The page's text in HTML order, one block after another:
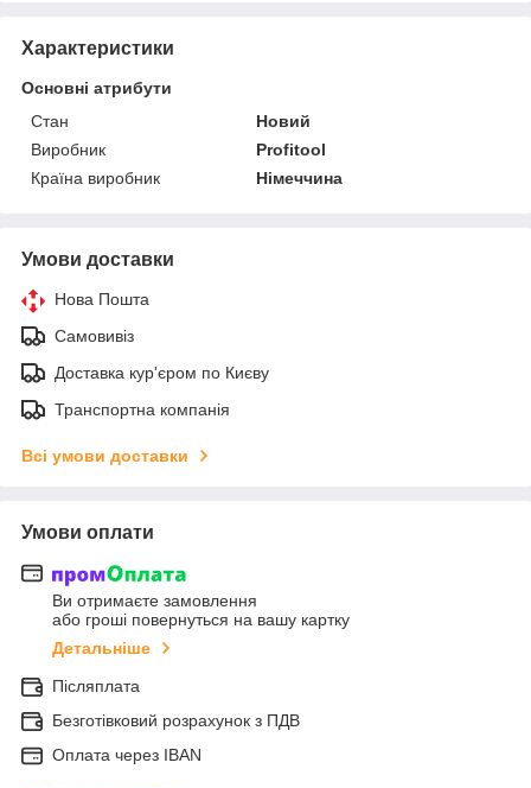
Характеристики
Основні атрибути
Стан
Новий
Виробник
Profitool
Країна виробник
Німеччина
Умови доставки
Нова Пошта
Самовивіз
Доставка кур'єром по Києву
Транспортна компанія
Всі умови доставки
Умови оплати
Ви отримаєте замовлення
або гроші повернуться на вашу картку
Детальніше
Післяплата
Безготівковий розрахунок з ПДВ
Оплата через IBAN